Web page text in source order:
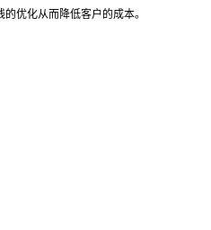
优化从而降低客户的成本。